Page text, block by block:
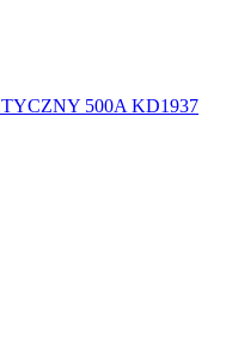
500A KD1937